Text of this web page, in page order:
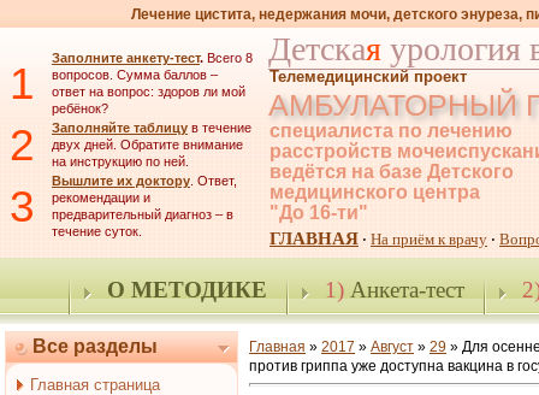
Лечение цистита, недержания мочи, детского энуреза,
1 Заполните анкету-тест. Всего 8
вопросов. Сумма баллов –
ответ на вопрос: здоров ли мой
ребёнок?
2 Заполняйте таблицу в течение
двух дней. Обратите внимание
на инструкцию по ней.
3 Вышлите их доктору. Ответ,
рекомендации и
предварительный диагноз – в
течение суток.
Детская урология
Телемедицинский проект
АМБУЛАТОРНЫЙ
специалиста по лечению
расстройств
ведётся на базе Детского
медицинского центра
"До 16-ти"
ГЛАВНАЯ · На приём к врачу ·
О МЕТОДИКЕ 1)Анкета-тест
Все разделы
Главная страница
Главная » 2017 » Август » 29 » Для
против гриппа уже доступна вакцина в